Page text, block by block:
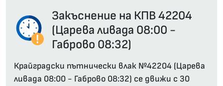
Закъснение на КПВ 42204
(Царева ливада 08:00 -
Габрово 08:32)
Крайградски пътнически влак №42204 (Царева
ливада 08:00 - Габрово 08:32) се движи с 30